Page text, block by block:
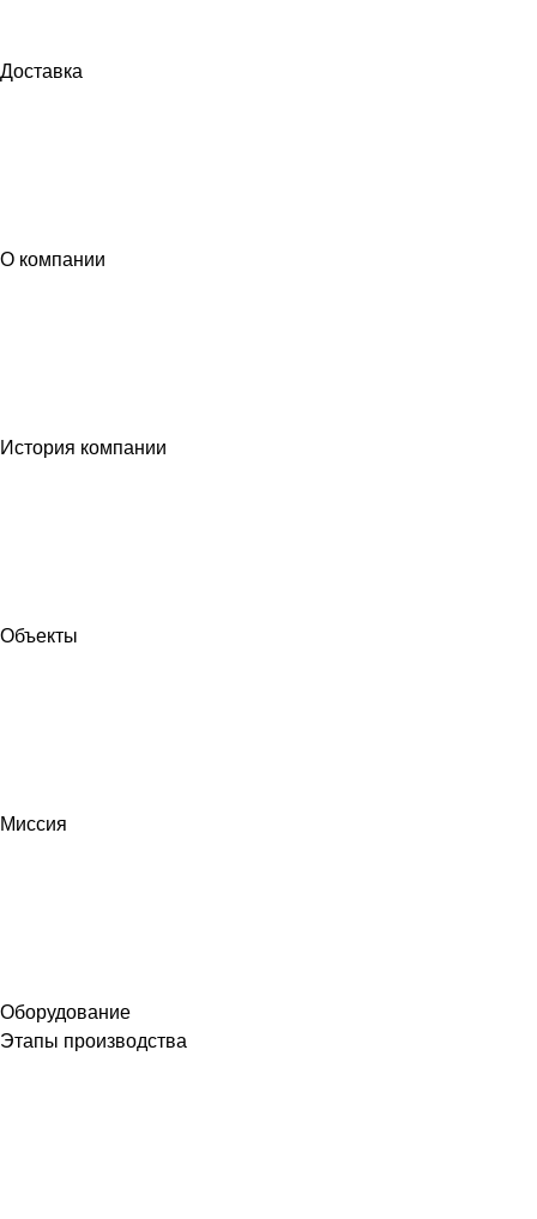
Доставка
О компании
История компании
Объекты
Миссия
Оборудование
Этапы производства